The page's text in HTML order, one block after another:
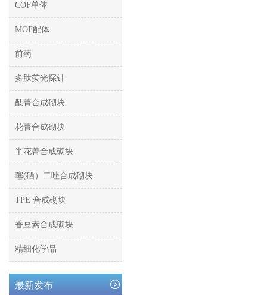
COF单体
MOF配体
前药
多肽荧光探针
酞菁合成砌块
花菁合成砌块
半花菁合成砌块
噻(硒）二唑合成砌块
TPE 合成砌块
香豆素合成砌块
精细化学品
最新发布